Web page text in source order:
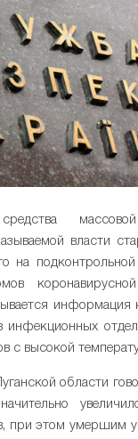
власти
на
информация
инфекционных
с высокой
области
при этом умершим